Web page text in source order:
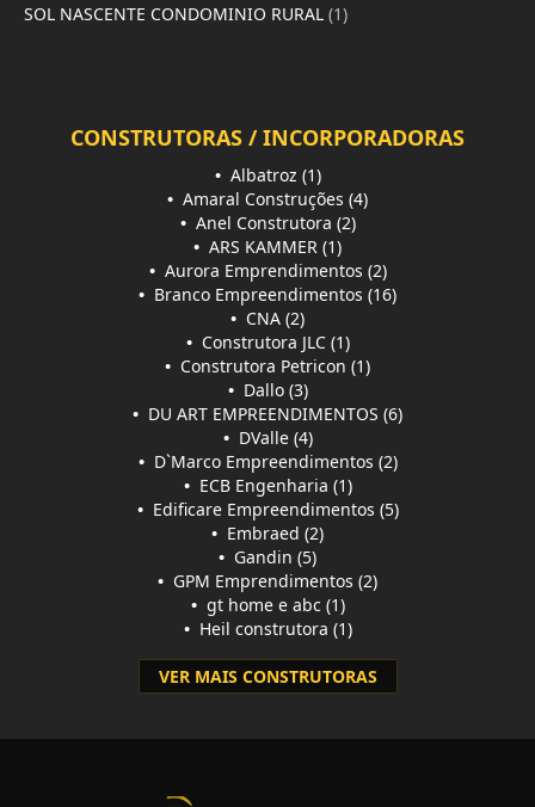
SOL NASCENTE CONDOMINIO RURAL (1)
CONSTRUTORAS / INCORPORADORAS
• Albatroz (1)
• Amaral Construções (4)
• Anel Construtora (2)
• ARS KAMMER (1)
• Aurora Emprendimentos (2)
• Branco Empreendimentos (16)
• CNA (2)
• Construtora JLC (1)
• Construtora Petricon (1)
• Dallo (3)
• DU ART EMPREENDIMENTOS (6)
• DValle (4)
• D`Marco Empreendimentos (2)
• ECB Engenharia (1)
• Edificare Empreendimentos (5)
• Embraed (2)
• Gandin (5)
• GPM Emprendimentos (2)
• gt home e abc (1)
• Heil construtora (1)
VER MAIS CONSTRUTORAS